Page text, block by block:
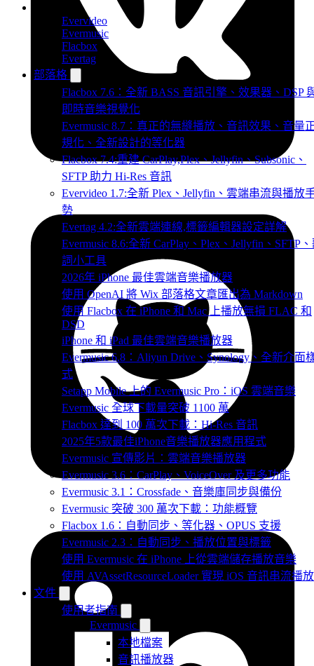
Evervideo
Evermusic
Flacbox
Evertag
部落格
Flacbox 7.6：全新 BASS 音訊引擎、效果器、DSP
即時音樂視覺化
Evermusic 8.7：真正的無縫播放、音訊效果、音量
規化、全新設計的等化器
Flacbox 7.4:重建 CarPlay,Plex、Jellyfin、Subsonic、
SFTP 助力 Hi-Res 音訊
Evervideo 1.7:全新 Plex、Jellyfin、雲端串流與播放
勢
Evertag 4.2:全新雲端連線,標籤編輯器設定詳解
Evermusic 8.6:全新 CarPlay、Plex、Jellyfin、SFTP
詞小工具
2026年 iPhone 最佳雲端音樂播放器
使用 OpenAI 將 Wix 部落格文章匯出為 Markdown
使用 Flacbox 在 iPhone 和 Mac 上播放無損 FLAC 和
DSD
iPhone 和 iPad 最佳雲端音樂播放器
Evermusic 6.8：Aliyun Drive、Synology、全新介面
式
Setapp Mobile 上的 Evermusic Pro：iOS 雲端音樂
Evermusic 全球下載量突破 1100 萬
Flacbox 達到 100 萬次下載：Hi-Res 音訊
2025年5款最佳iPhone音樂播放器應用程式
Evermusic 宣傳影片：雲端音樂播放器
Evermusic 3.6：CarPlay、VoiceOver 及更多功能
Evermusic 3.1：Crossfade、音樂庫同步與備份
Evermusic 突破 300 萬次下載：功能概覽
Flacbox 1.6：自動同步、等化器、OPUS 支援
Evermusic 2.3：自動同步、播放位置與標籤
使用 Evermusic 在 iPhone 上從雲端儲存播放音樂
使用 AVAssetResourceLoader 實現 iOS 音訊串流播放
文件
使用者指南
Evermusic
本地檔案
音訊播放器